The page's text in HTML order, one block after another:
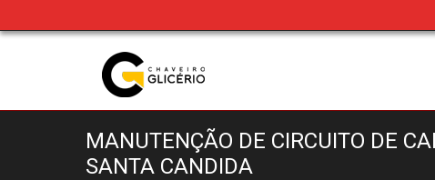
MANUTENÇÃO DE CIRCUITO DE
SANTA CANDIDA